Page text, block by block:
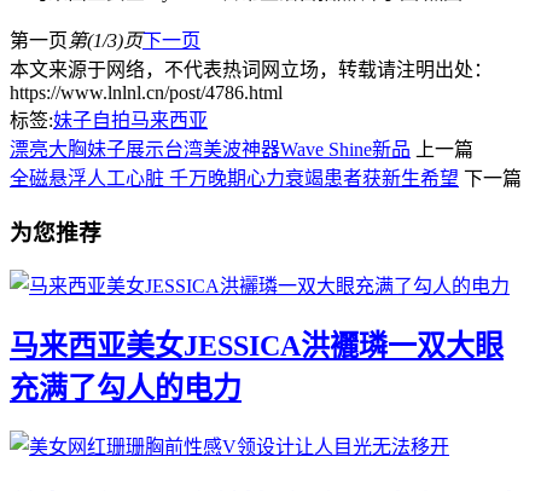
第一页 第(1/3)页下一页
本文来源于网络，不代表热词网立场，转载请注明出处：
https://www.lnlnl.cn/post/4786.html
标签:妹子自拍马来西亚
漂亮大胸妹子展示台湾美波神器Wave Shine新品
上一篇
全磁悬浮人工心脏 千万晚期心力衰竭患者获新生希望 下一篇
为您推荐
马来西亚美女JESSICA洪襹璘一双大眼
充满了勾人的电力